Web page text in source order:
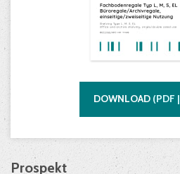
DOWNLOAD (PDF |
Prospekt